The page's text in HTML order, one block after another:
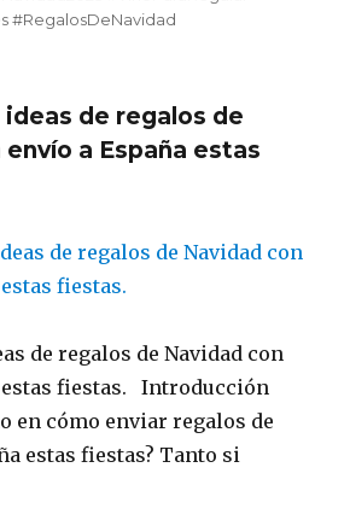
#RegalosDeNavidad
de regalos de
a España estas
de regalos de Navidad con
estas fiestas. Introducción
en cómo enviar regalos de
estas fiestas? Tanto si